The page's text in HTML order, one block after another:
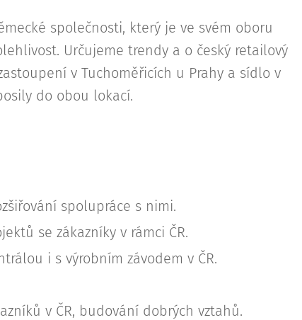
společnosti, který je ve svém oboru
Určujeme trendy a o český retailový
v Tuchoměřicích u Prahy a sídlo v
do obou lokací.
spolupráce s nimi.
se zákazníky v rámci ČR.
i s výrobním závodem v ČR.
v ČR, budování dobrých vztahů.